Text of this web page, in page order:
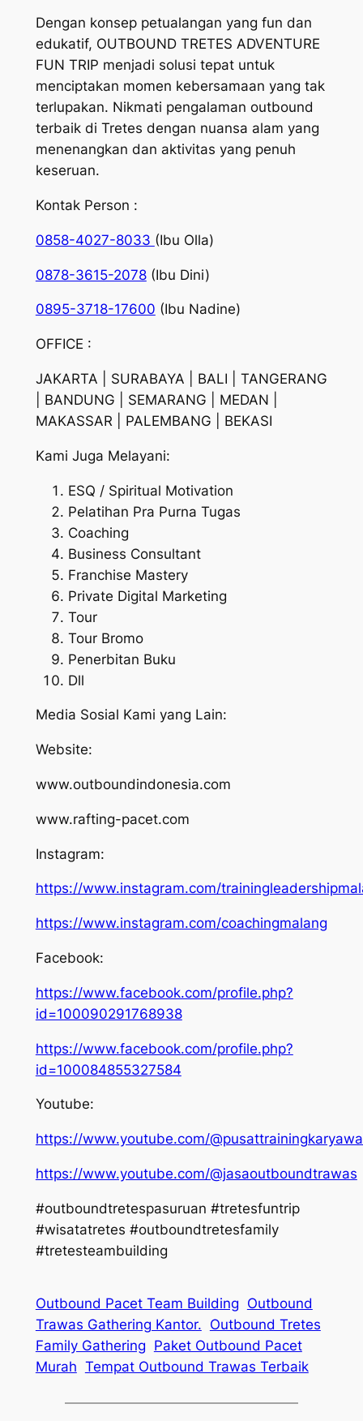
Dengan konsep petualangan yang fun dan
edukatif, OUTBOUND TRETES ADVENTURE
FUN TRIP menjadi solusi tepat untuk
menciptakan momen kebersamaan yang tak
terlupakan. Nikmati pengalaman outbound
terbaik di Tretes dengan nuansa alam yang
menenangkan dan aktivitas yang penuh
keseruan.
Kontak Person :
0858-4027-8033 (Ibu Olla)
0878-3615-2078(Ibu Dini)
0895-3718-17600 (Ibu Nadine)
OFFICE :
JAKARTA | SURABAYA | BALI | TANGERANG
| BANDUNG | SEMARANG | MEDAN |
MAKASSAR | PALEMBANG | BEKASI
Kami Juga Melayani:
ESQ / Spiritual Motivation
Pelatihan Pra Purna Tugas
Coaching
Business Consultant
Franchise Mastery
Private Digital Marketing
Tour
Tour Bromo
Penerbitan Buku
Dll
Media Sosial Kami yang Lain:
Website:
www.outboundindonesia.com
www.rafting-pacet.com
Instagram:
https://www.instagram.com/
https://www.instagram.com/coachingmalang
Facebook:
https://www.facebook.com/profile.php?
id=100090291768938
https://www.facebook.com/profile.php?
id=100084855327584
Youtube:
https://www.youtube.com/
https://www.youtube.com/@jasaoutboundtrawas
#outboundtretespasuruan #tretesfuntrip
#wisatatretes #outboundtretesfamily
#tretesteambuilding
Outbound Pacet Team Building Outbound
Trawas Gathering Kantor. Outbound Tretes
Family Gathering Paket Outbound Pacet
Murah Tempat Outbound Trawas Terbaik